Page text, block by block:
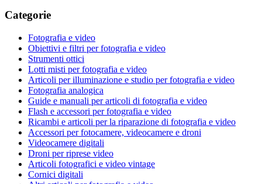
Categorie
Fotografia e video
Obiettivi e filtri per fotografia e video
Strumenti ottici
Lotti misti per fotografia e video
Articoli per illuminazione e studio per fotografia e video
Fotografia analogica
Guide e manuali per articoli di fotografia e video
Flash e accessori per fotografia e video
Ricambi e articoli per la riparazione di fotografia e video
Accessori per fotocamere, videocamere e droni
Videocamere digitali
Droni per riprese video
Articoli fotografici e video vintage
Cornici digitali